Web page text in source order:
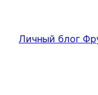
содержимому
Личный блог